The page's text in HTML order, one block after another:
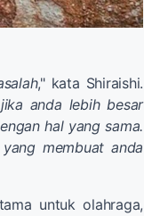
," kata Shiraishi.
anda lebih besar
hal yang sama.
membuat anda
untuk olahraga,